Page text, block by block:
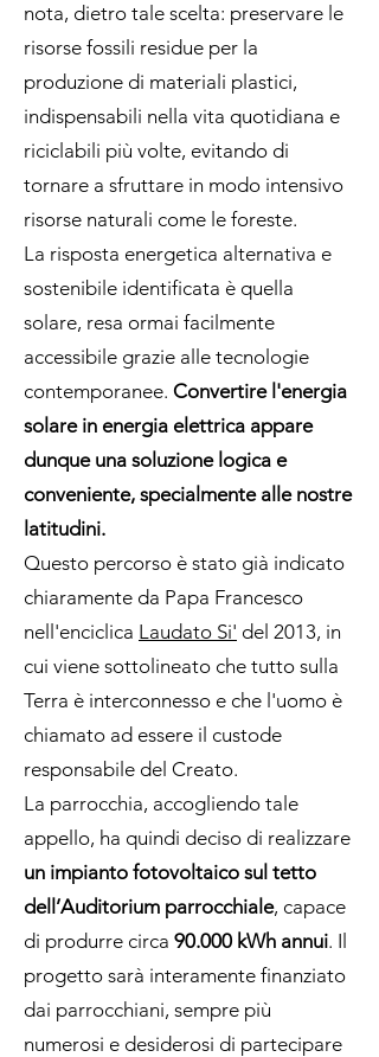
nota, dietro tale scelta: preservare le
risorse fossili residue per la
produzione di materiali plastici,
indispensabili nella vita quotidiana e
riciclabili più volte, evitando di
tornare a sfruttare in modo intensivo
risorse naturali come le foreste.
La risposta energetica alternativa e
sostenibile identificata è quella
solare, resa ormai facilmente
accessibile grazie alle tecnologie
contemporanee. Convertire l'energia
solare in energia elettrica appare
dunque una soluzione logica e
conveniente, specialmente alle nostre
latitudini.
Questo percorso è stato già indicato
chiaramente da Papa Francesco
nell'enciclica Laudato Si' del 2013, in
cui viene sottolineato che tutto sulla
Terra è interconnesso e che l'uomo è
chiamato ad essere il custode
responsabile del Creato.
La parrocchia, accogliendo tale
appello, ha quindi deciso di realizzare
un impianto fotovoltaico sul tetto
dell’Auditorium parrocchiale, capace
di produrre circa 90.000 kWh annui. Il
progetto sarà interamente finanziato
dai parrocchiani, sempre più
numerosi e desiderosi di partecipare